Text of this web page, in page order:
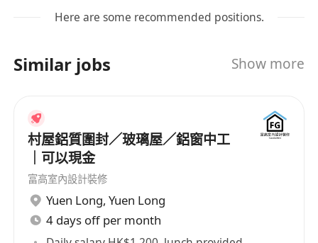
求和相关标准，制定标准文件。
支持。
上学位。
2.5年以上相关工作经验，具有BIM项目管理和团队
管理经验。
3.具有丰富的建筑行业项目设计与管理经验、独立
管理大型BIM建筑工程项目的经验优先
4.技能要求:熟悉BIM软件和工具，具备BIM模型的
Here are some recommended positions.
Similar jobs Show more
村屋鋁質圍封／玻璃屋／鋁窗中工
｜可以現金
富高室內設計裝修
Yuen Long, Yuen Long
4 days off per month